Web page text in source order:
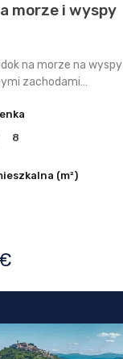
morze i wyspy
na morze na wyspy
zachodami…
8
(m²)